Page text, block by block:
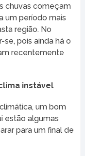
chuvas começam
um período mais
região. No
pois ainda há o
recentemente
instável
um bom
estão algumas
para um final de